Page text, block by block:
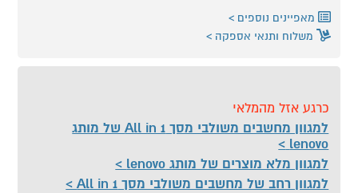
מאפיינים נוספים
משלוח ותנאי אספקה
כרגע אזל מהמלאי
למגוון מחשבים משולבי מסך All in 1 של מותג
lenovo
למגוון מלא מוצרים של מותג lenovo
למגוון רחב של מחשבים משולבי מסך All in 1